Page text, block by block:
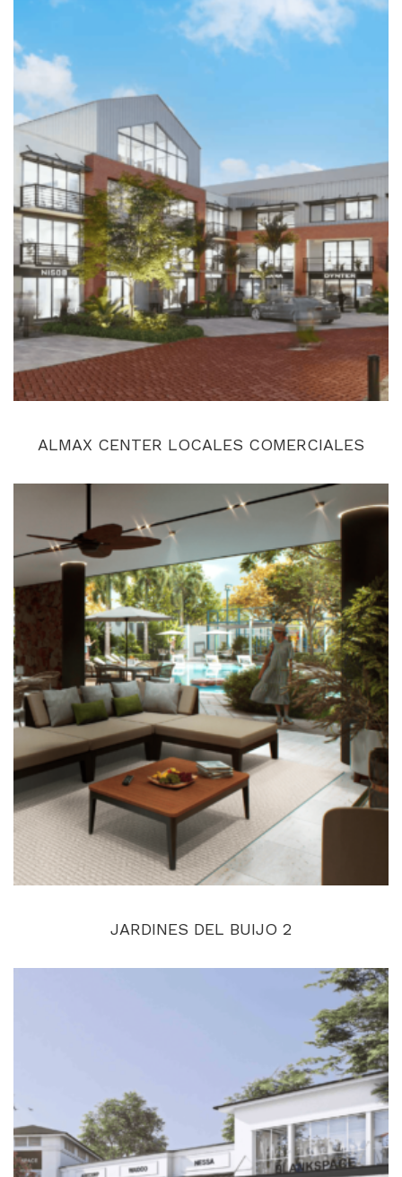
ALMAX CENTER LOCALES COMERCIALES
JARDINES DEL BUIJO 2